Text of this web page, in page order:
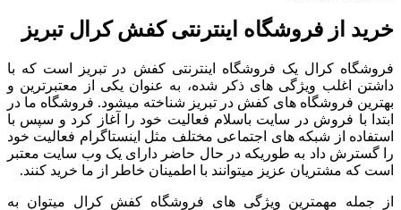
خرید از فروشگاه اینترنتی کفش کرال تبریز
فروشگاه کرال یک فروشگاه اینترنتی کفش در تبریز است که با
داشتن اغلب ویژگی های ذکر شده، به عنوان یکی از معتبرترین و
بهترین فروشگاه های کفش در تبریز شناخته میشود. فروشگاه ما در
ابتدا با فروش در سایت باسلام فعالیت خود را آغاز کرد و سپس با
استفاده از شبکه های اجتماعی مختلف مثل اینستاگرام فعالیت خود
را گسترش داد به طوریکه در حال حاضر دارای یک وب سایت معتبر
است که مشتریان عزیز میتوانند با اطمینان خاطر از ما خرید کنند.
از جمله مهمترین ویژگی های فروشگاه کفش کرال میتوان به